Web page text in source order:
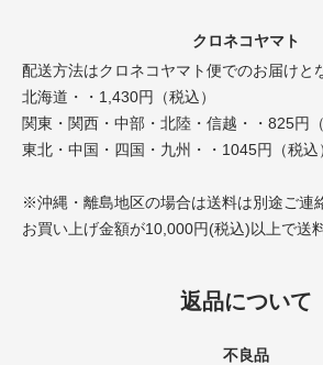
クロネコヤマト
配送方法はクロネコヤマト便でのお届けと
北海道・・1,430円（税込）
関東・関西・中部・北陸・信越・・825円（
東北・中国・四国・九州・・1045円（税込
※沖縄・離島地区の場合は送料は別途ご連
お買い上げ金額が10,000円(税込)以上で送
返品について
不良品